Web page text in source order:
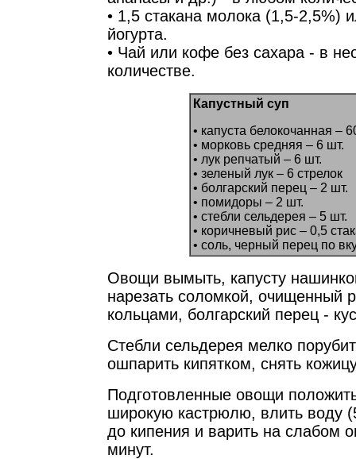
• 1,5 стакана молока (1,5-2,5%)
йогурта.
• Чай или кофе без сахара - в
количестве.
Капустный суп
• капуста белокочанная –
• морковь средняя – 6 шт.
• лук репчатый – 6 шт.
• зеленый лук – 6 стрелок
• болгарский перец – 2 шт.
• помидоры – 2 шт.
• стебли сельдерея – 5 шт.
• коричневый рис – 0,5
• соль, черный перец по
Овощи вымыть, капусту
нарезать соломкой, очищенный
кольцами, болгарский перец -
Стебли сельдерея мелко
ошпарить кипятком, снять
Подготовленные овощи
широкую кастрюлю, влить воду
до кипения и варить на слабом
минут.